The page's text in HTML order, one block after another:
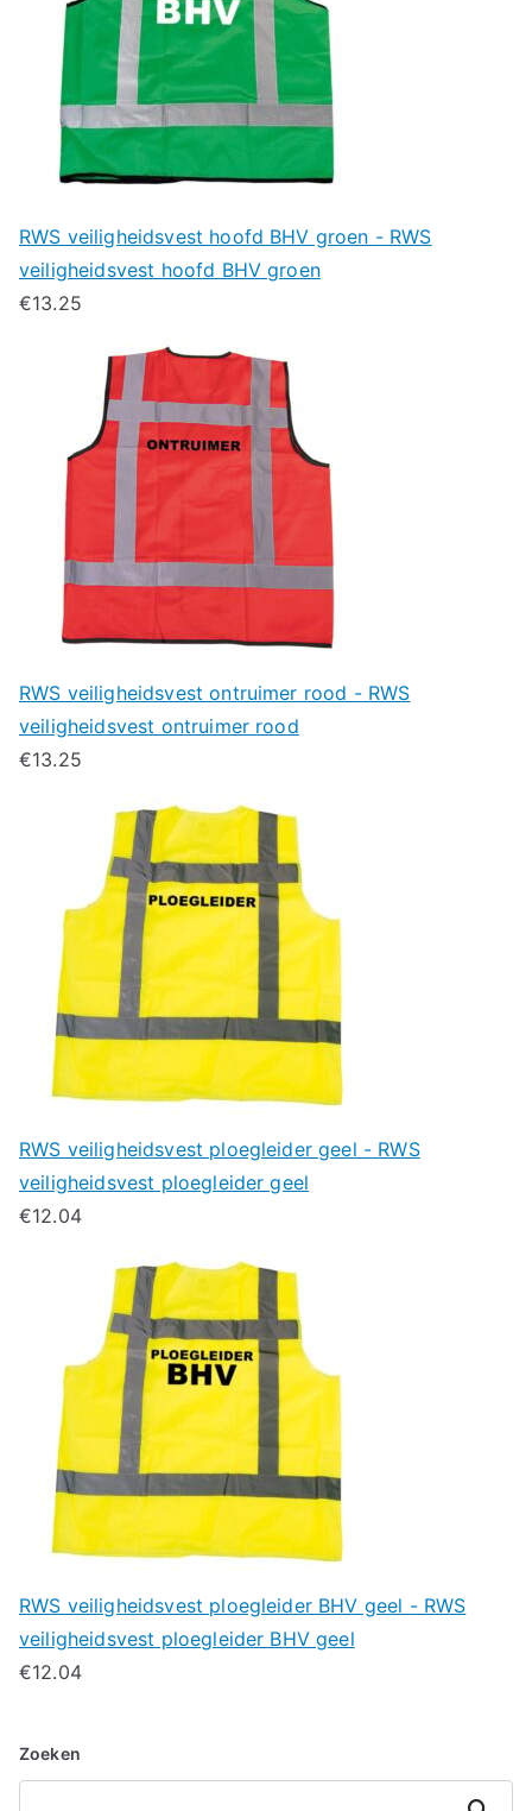
RWS veiligheidsvest hoofd BHV groen - RWS
veiligheidsvest hoofd BHV groen
€13.25
RWS veiligheidsvest ontruimer rood - RWS
veiligheidsvest ontruimer rood
€13.25
RWS veiligheidsvest ploegleider geel - RWS
veiligheidsvest ploegleider geel
€12.04
RWS veiligheidsvest ploegleider BHV geel - RWS
veiligheidsvest ploegleider BHV geel
€12.04
Zoeken